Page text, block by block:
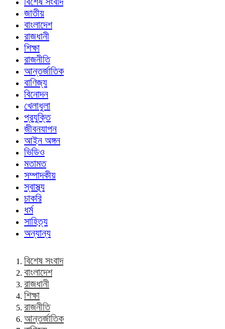
জাতীয়
বাংলাদেশ
রাজধানী
শিক্ষা
রাজনীতি
আন্তর্জাতিক
বাণিজ্য
বিনোদন
খেলাধুলা
প্রযুক্তি
জীবনযাপন
আইন অঙ্গন
ভিডিও
মতামত
সম্পাদকীয়
স্বাস্থ্য
চাকরি
ধর্ম
সাহিত্য
অন্যান্য
বিশেষ সংবাদ
বাংলাদেশ
রাজধানী
শিক্ষা
রাজনীতি
আন্তর্জাতিক